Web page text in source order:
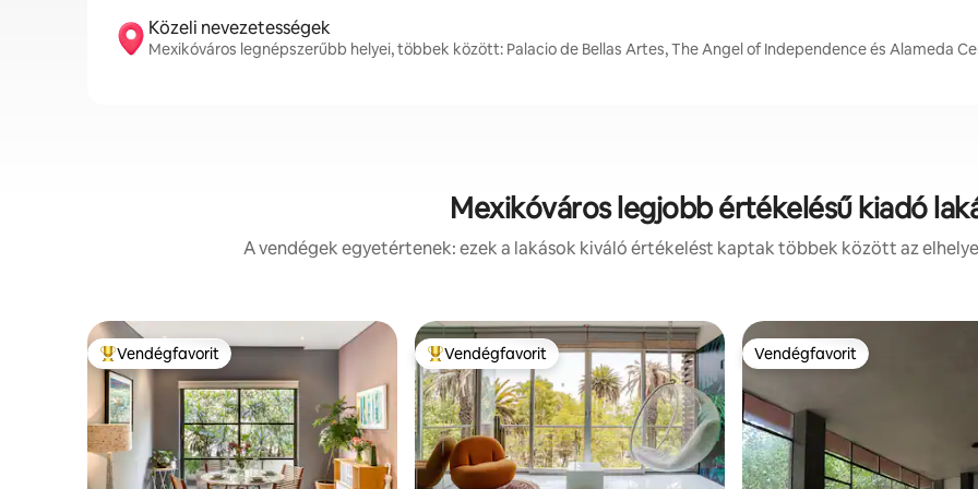
Közeli nevezetességek
Mexikóváros legnépszerűbb helyei, többek között: Palacio de Bellas Artes, The Angel of Independence és Alameda
Mexikóváros legjobb értékelésű kiadó
A vendégek egyetértenek: ezek a lakások kiváló értékelést kaptak többek között az
Kiemelt vendégfavorit
Vendégfavorit Kiemelt vendégfavorit
Vendégfavorit Vendégfavorit
Vendégfavorit